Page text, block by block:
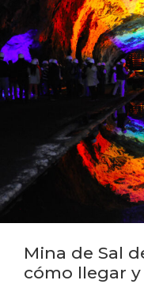
Mina de Sal
cómo llegar